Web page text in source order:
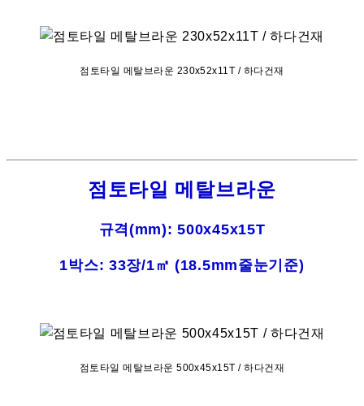
점토타일 메탈브라운 230x52x11T / 하다건재
점토타일 메탈브라운
규격(mm): 500x45x15T
1박스: 33장/1㎡ (18.5mm줄눈기준)
점토타일 메탈브라운 500x45x15T / 하다건재